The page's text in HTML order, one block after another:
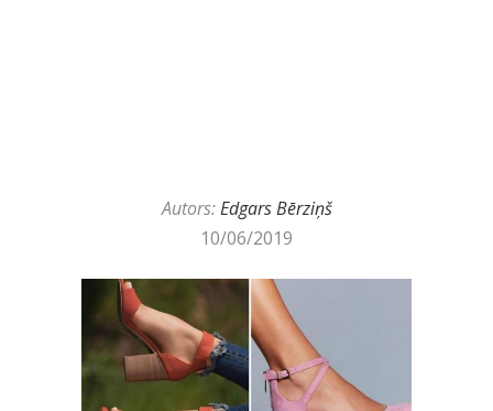
Autors:Edgars Bērziņš
10/06/2019